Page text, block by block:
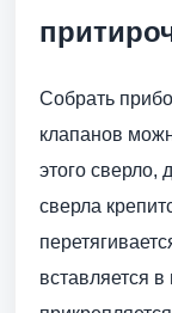
Собрать
клапанов
этого сверло,
сверла
вставляется